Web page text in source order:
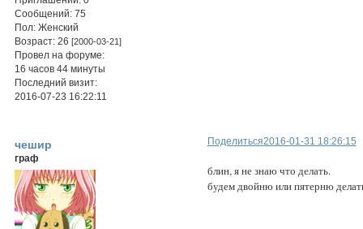
Сообщений: 75
Пол: Женский
Возраст: 26[2000-03-21]
Провел на форуме:
16 часов 44 минуты
Последний визит:
2016-07-23 16:22:11
Поделиться2016-01-31 18:26:15
чешир
граф
блин, я не знаю что делать.
будем двойню или пятерню